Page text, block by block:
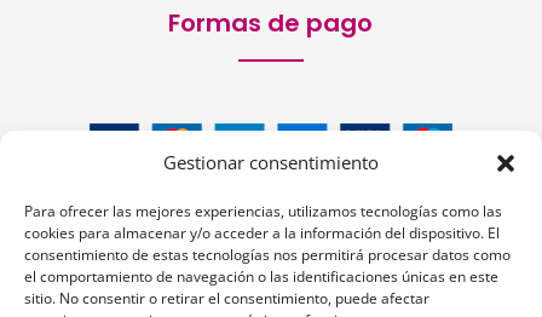
Gestionar consentimiento
Para ofrecer las mejores experiencias, utilizamos tecnologías como las
cookies para almacenar y/o acceder a la información del dispositivo. El
consentimiento de estas tecnologías nos permitirá procesar datos como
el comportamiento de navegación o las identificaciones únicas en este
sitio. No consentir o retirar el consentimiento, puede afectar
Formas de pago
Siguenos: